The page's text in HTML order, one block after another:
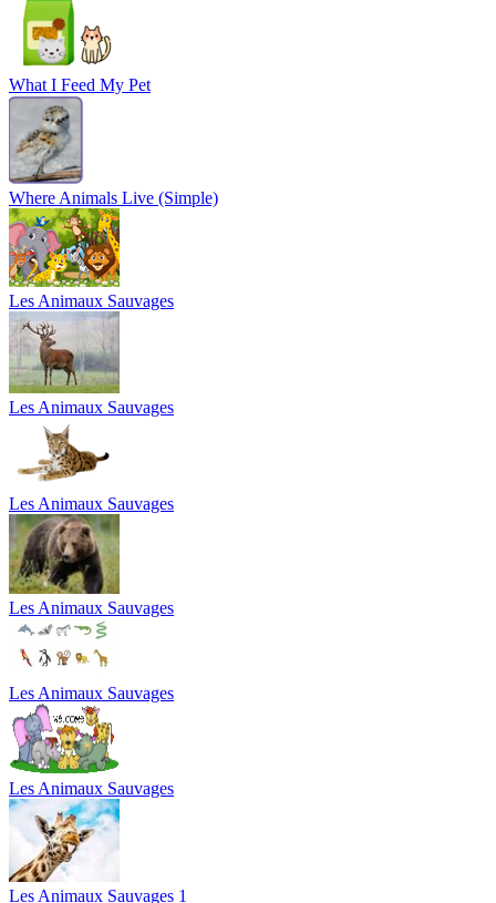
What I Feed My Pet
Where Animals Live (Simple)
Les Animaux Sauvages
Les Animaux Sauvages
Les Animaux Sauvages
Les Animaux Sauvages
Les Animaux Sauvages
Les Animaux Sauvages
Les Animaux Sauvages 1